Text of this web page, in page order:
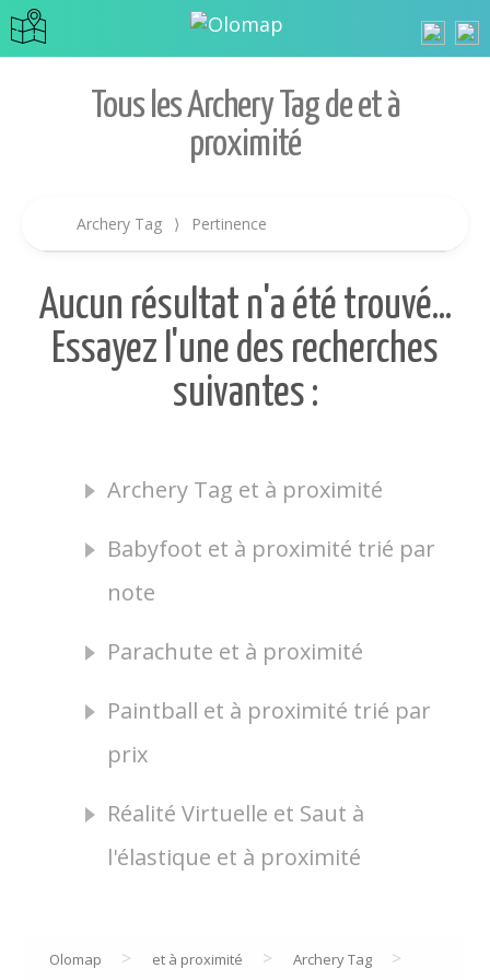
Tous les Archery Tag de et à
proximité
Archery Tag ⟩ Pertinence
Aucun résultat n'a été trouvé...
Essayez l'une des recherches
suivantes :
Archery Tag et à proximité
Babyfoot et à proximité trié par
note
Parachute et à proximité
Paintball et à proximité trié par
prix
Réalité Virtuelle et Saut à
l'élastique et à proximité
Olomap > et à proximité > Archery Tag >